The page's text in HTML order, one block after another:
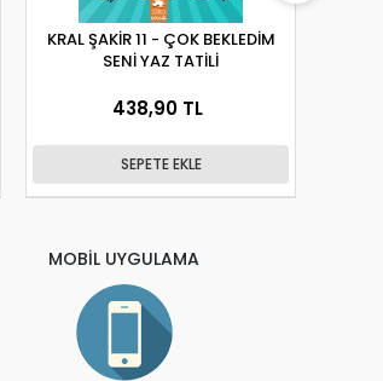
KRAL ŞAKİR 11 - ÇOK BEKLEDİM
SENİ YAZ TATİLİ
438,90 TL
SEPETE EKLE
MOBİL UYGULAMA